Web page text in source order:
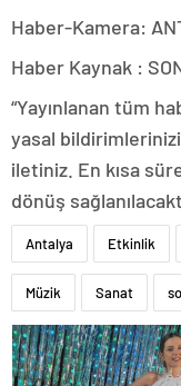
Haber-Kamera:
Haber Kaynak :
“Yayınlanan tüm
yasal
iletiniz. En kısa
dönüş
Antalya Etkinlik
Müzik Sanat